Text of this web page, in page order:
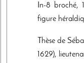
In-8 broché,
figure
Thèse de
1629),